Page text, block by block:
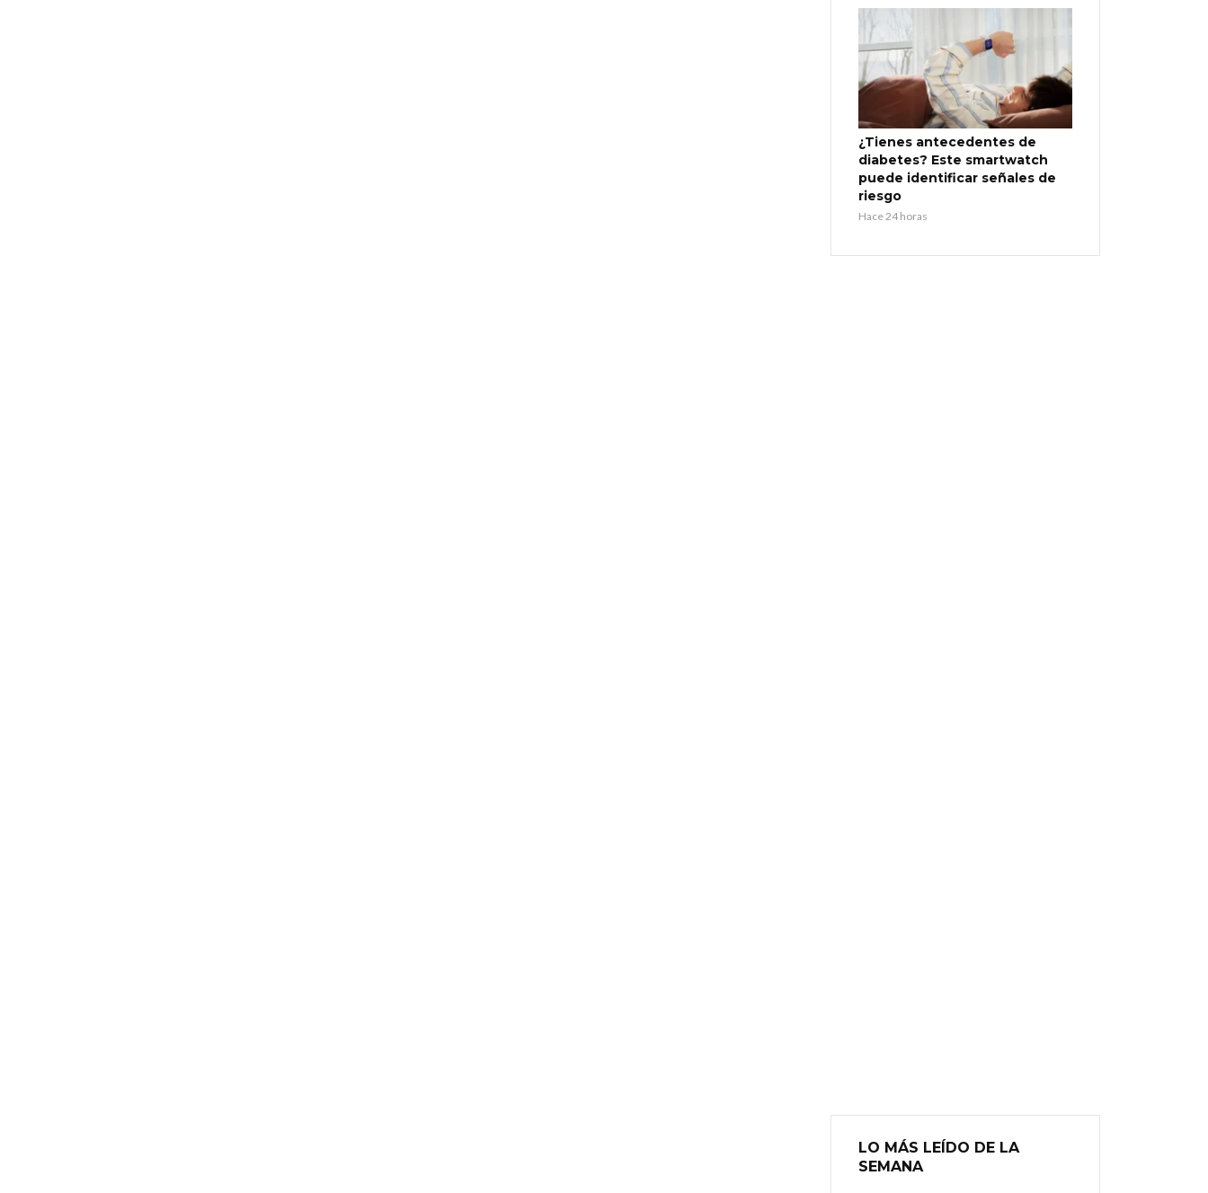
¿Tienes antecedentes de
diabetes? Este smartwatch
puede identificar señales de
riesgo
Hace 24 horas
LO MÁS LEÍDO DE LA
SEMANA